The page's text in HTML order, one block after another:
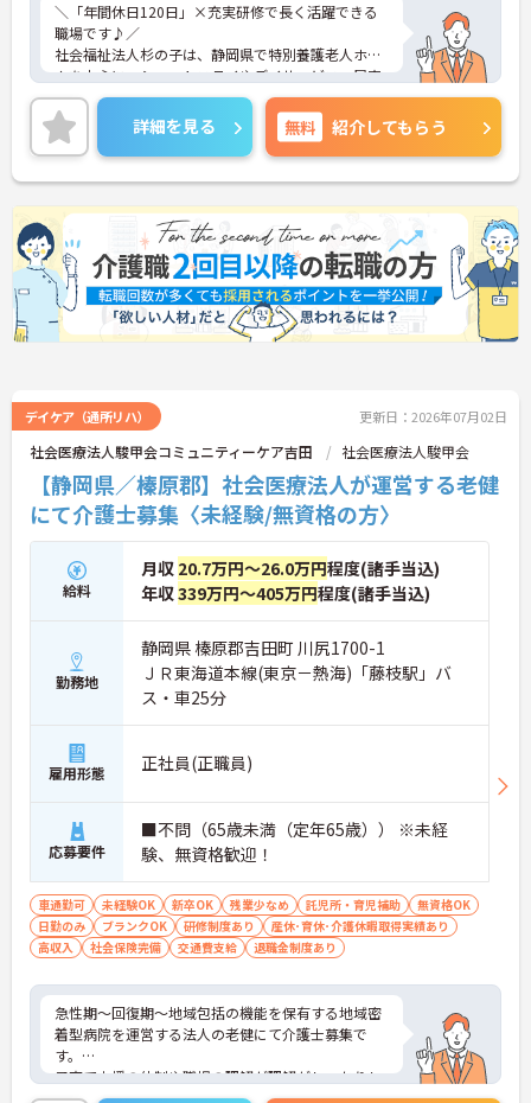
＼「年間休日120日」×充実研修で長く活躍できる
職場です♪／
社会福祉法人杉の子は、静岡県で特別養護老人ホー
ムを中心に、ショートステイやデイサービス、居宅
介護支援事業所、地域包括支援センターなど幅広い
高齢者福祉事業を展開している法人です。施設での
介護だけでなく、相談支援や在宅サービスとも連携
しながら地域に根差した支援を行っている点が特徴
です。住吉杉の子園では、多職種と協力しながら利
用者様の日常生活を支え、介護職として幅広い経験
を積める環境があります。また、未経験の方も安心
してスタートできる教育体制や資格取得支援制度が
整っており、成長をしっかりサポート。「年間休日
120日」に加え、住宅手当や各種休暇制度など福利
厚生も充実しているため、長く安定して働きたい方
におすすめの職場です。
仕事とプライベートの両立を大切にできる環境で
・「年間休日120日」のゆとりある勤務体制
・育児休暇・介護休暇など各種休暇制度あり
・有給休暇も取得しやすい環境
・ライフイベントに合わせて働きやすい職場
→ 無理なく働きながら、長期的なキャリア形成を目
指せます！
■ 未経験から介護のプロを目指せる！
教育体制が充実しているため、介護未経験の方も安
心です。
・マンツーマンで学べる指導体制
・経験に応じた成長サポートを実施
→ 「これから介護を学びたい」という方にもおすす
■ 福利厚生充実♪生活面もしっかりサポート
安心して働き続けられる制度が整っています。
・住宅手当や扶養手当を支給
・各種社会保険完備
・長期勤続者向けの表彰制度あり
→ 将来を見据えて安定して勤務できる環境です！
■ 地域とのつながりを感じられる介護職♪
施設内だけではない幅広い高齢者支援に関われま
詳細を見る 無料 紹介してもらう
デイケア（通所リハ） 更新日：2026年07月02日
社会医療法人駿甲会コミュニティーケア吉田 社会医療法人駿甲会
【静岡県／榛原郡】社会医療法人が運営する老健
にて介護士募集〈未経験/無資格の方〉
給料
月収 20.7万円～26.0万円程度(諸手当込)
年収339万円～405万円程度(諸手当込)
勤務地
静岡県 榛原郡吉田町 川尻1700-1
ＪＲ東海道本線(東京－熱海)「藤枝駅」バ
ス・車25分
雇用形態 正社員(正職員)
応募要件
■不問（65歳未満（定年65歳）） ※未経
験、無資格歓迎！
車通勤可 未経験OK 新卒OK 残業少なめ 託児所・育児補助
無資格OK
日勤のみ
ブランクOK 研修制度あり
産休･育休･介護休暇取得実績あり
高収入
社会保険完備 交通費支給 退職金制度あり
急性期～回復期～地域包括の機能を保有する地域密
着型病院を運営する法人の老健にて介護士募集で
す。
子育て支援の体制や職場の理解が理解がしっかりし
ており、長く勤めたい方にオススメです♪